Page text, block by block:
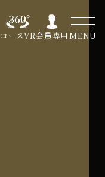
コースVR会員専用MENU